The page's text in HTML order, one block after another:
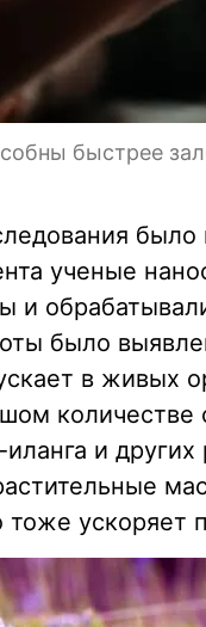
быстрее
ученые
и
было
в живых
и
тоже ускоряет